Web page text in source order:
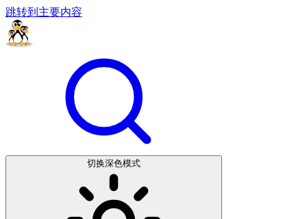
跳转到主要内容
切换深色模式